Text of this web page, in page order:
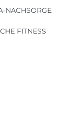
NACHSORGE
FITNESS